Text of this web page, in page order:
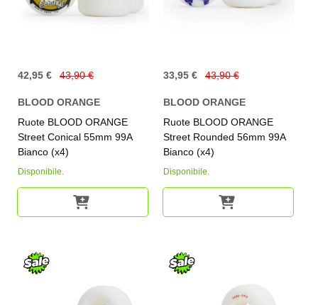
42,95 € 43,90 €
BLOOD ORANGE
Ruote BLOOD ORANGE
Street Conical 55mm 99A
Bianco (x4)
Disponibile.
33,95 € 43,90 €
BLOOD ORANGE
Ruote BLOOD ORANGE
Street Rounded 56mm 99A
Bianco (x4)
Disponibile.